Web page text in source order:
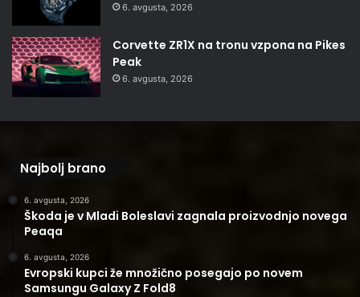
6. avgusta, 2026
Corvette ZR1X na tronu vzpona na Pikes
Peak
6. avgusta, 2026
Najbolj brano
6. avgusta, 2026
Škoda je v Mladi Boleslavi zagnala proizvodnjo novega
Peaqa
6. avgusta, 2026
Evropski kupci že množično posegajo po novem
Samsungu Galaxy Z Fold8